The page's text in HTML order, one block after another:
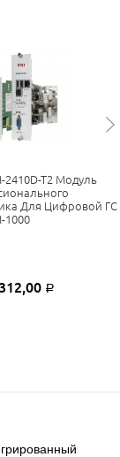
2410D-T2 Модуль
Для Цифровой ГС
1000
Р